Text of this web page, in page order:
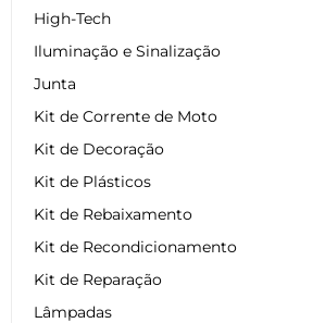
High-Tech
Iluminação e Sinalização
Junta
Kit de Corrente de Moto
Kit de Decoração
Kit de Plásticos
Kit de Rebaixamento
Kit de Recondicionamento
Kit de Reparação
Lâmpadas